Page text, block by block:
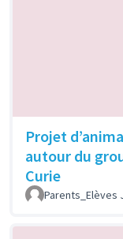
Projet
autour du
Curie
Parents_Elèves